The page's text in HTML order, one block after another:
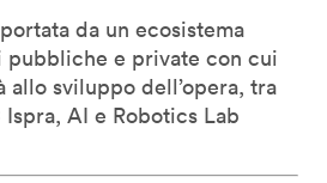
da un ecosistema
e private con cui
allo sviluppo dell’opera, tra
AI e Robotics Lab